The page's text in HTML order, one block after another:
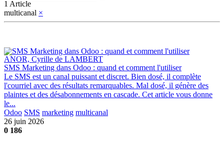
1 Article
multicanal ×
ANOR, Cyrille de LAMBERT
SMS Marketing dans Odoo : quand et comment l'utiliser
Le SMS est un canal puissant et discret. Bien dosé, il complète
l'courriel avec des résultats remarquables. Mal dosé, il génère des
plaintes et des désabonnements en cascade. Cet article vous donne
le...
Odoo SMS marketing multicanal
26 juin 2026
0 186